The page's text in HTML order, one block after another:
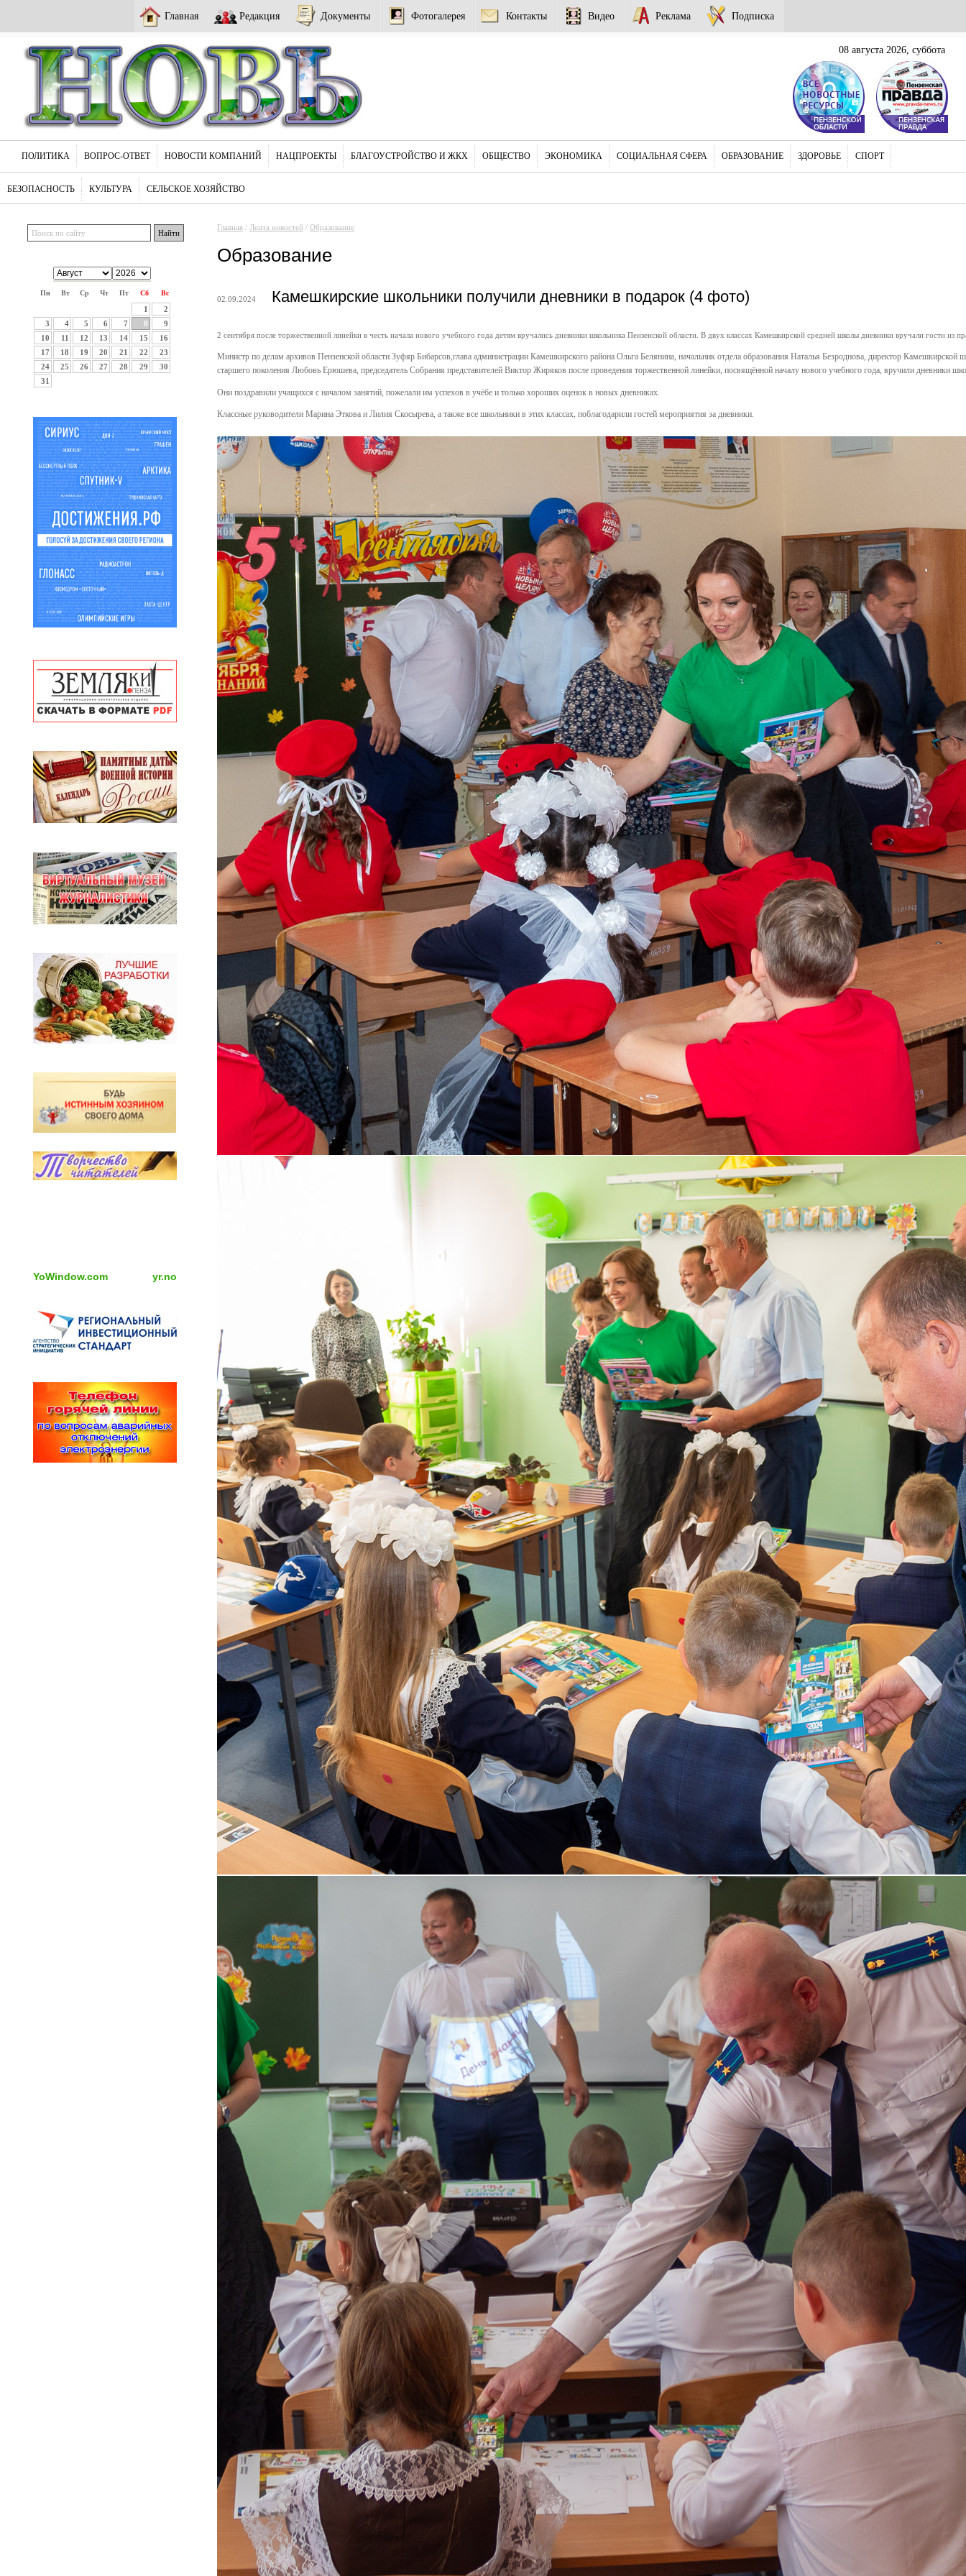
Главная Редакция Документы Фотогалерея Контакты Видео Реклама Подписка
08 августа 2026, суббота
ПОЛИТИКА ВОПРОС-ОТВЕТ НОВОСТИ КОМПАНИЙ НАЦПРОЕКТЫ БЛАГОУСТРОЙСТВО И ЖКХ ОБЩЕСТВО ЭКОНОМИКА СОЦИАЛЬНАЯ СФЕРА ОБРАЗОВАНИЕ ЗДОРОВЬЕ СПОРТ
БЕЗОПАСНОСТЬ КУЛЬТУРА СЕЛЬСКОЕ ХОЗЯЙСТВО
Пн Вт Ср Чт Пт Сб Вс
1
2
3
4 5 6 7 8
9
10
11 12 13 14 15
16
17
18 19 20 21 22
23
24
25 26 27 28 29
30
31
YoWindow.com yr.no
Главная / Лента новостей / Образование
Образование
02.09.2024 Камешкирские школьники получили дневники в подарок (4 фото)
2 сентября после торжественной линейки в честь начала нового учебного года детям вручались дневники школьника Пензенской области. В двух классах Камешкирской средней школы дневники вручали гости из
Министр по делам архивов Пензенской области Зуфяр Бибарсов,глава администрации Камешкирского района Ольга Белянина, начальник отдела образования Наталья Безроднова, директор
старшего поколения Любовь Ерюшева, председатель Собрания представителей Виктор Жиряков после проведения торжественной линейки, посвящённой началу нового учебного года, вручили дневники
Они поздравили учащихся с началом занятий, пожелали им успехов в учёбе и только хороших оценок в новых дневниках.
Классные руководители Марина Эткова и Лилия Скосырева, а также все школьники в этих классах, поблагодарили гостей мероприятия за дневники.